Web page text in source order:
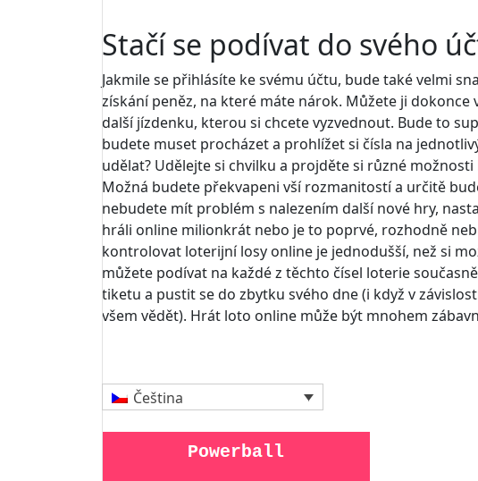
Stačí se podívat do svého
Jakmile se přihlásíte ke svému účtu, bude také velmi
získání peněz, na které máte nárok. Můžete ji
další jízdenku, kterou si chcete vyzvednout. Bude to
budete muset procházet a prohlížet si čísla na
udělat? Udělejte si chvilku a projděte si různé
Možná budete překvapeni vší rozmanitostí a určitě
nebudete mít problém s nalezením další nové hry,
hráli online milionkrát nebo je to poprvé, rozhodně
kontrolovat loterijní losy online je jednodušší, než si
můžete podívat na každé z těchto čísel loterie
tiketu a pustit se do zbytku svého dne (i když v
všem vědět). Hrát loto online může být mnohem
Čeština